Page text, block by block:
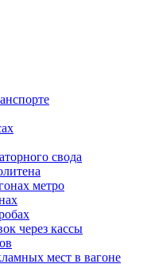
свода
метро
через кассы
мест в вагоне